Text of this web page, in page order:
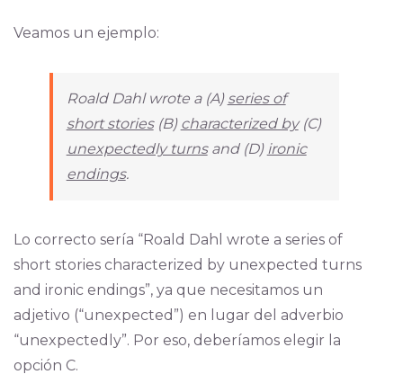
Veamos un ejemplo:
Roald Dahl wrote a (A) series of
short stories(B) characterized by(C)
unexpectedly turnsand (D) ironic
endings.
Lo correcto sería “Roald Dahl wrote a series of
short stories characterized by unexpected turns
and ironic endings”, ya que necesitamos un
adjetivo (“unexpected”) en lugar del adverbio
“unexpectedly”. Por eso, deberíamos elegir la
opción C.